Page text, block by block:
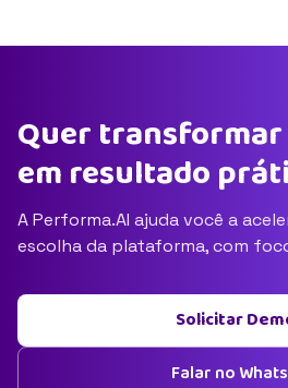
Quer transformar
em resultado
A Performa.AI ajuda você a
escolha da plataforma, com
Solicitar
Falar no